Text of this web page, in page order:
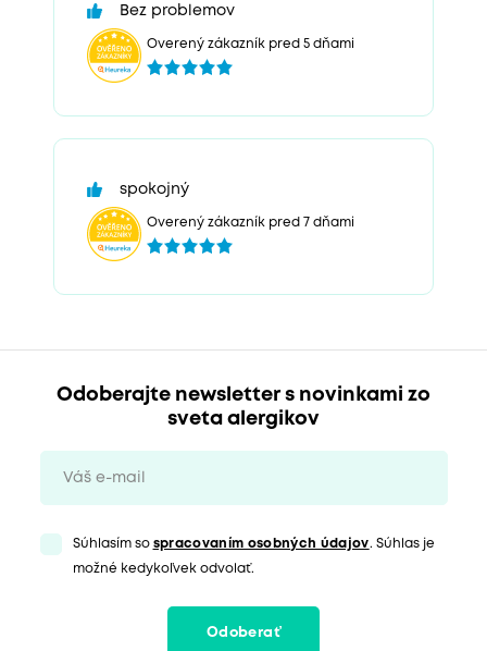
Bez problemov
Overený zákazník pred 5 dňami
spokojný
Overený zákazník pred 7 dňami
Odoberajte newsletter s novinkami zo
sveta alergikov
Súhlasím so spracovaním osobných údajov. Súhlas je
možné kedykoľvek odvolať.
Odoberať